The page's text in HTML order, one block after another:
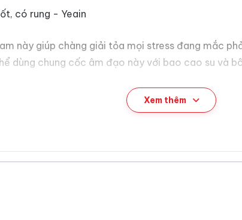
này giúp chàng giải tỏa mọi stress đang mắc
dùng chung cốc âm đạo này với bao cao su và
đạo giả trong suốt, có rung - Yeain
Xem thêm